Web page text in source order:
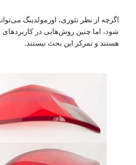
اگرچه از نظر تئوری، اورمولدینگ
شود، اما چنین روش‌هایی در کاربردهای
هستند و تمرکز این بحث نیستند.